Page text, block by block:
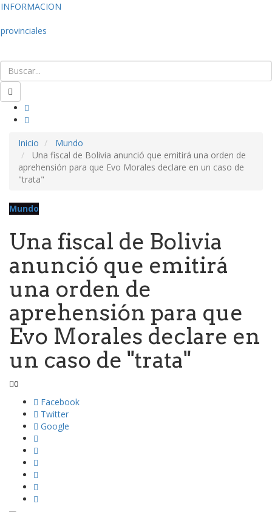
INFORMACION
provinciales
Inicio
Mundo
Una fiscal de Bolivia anunció que emitirá una orden de
aprehensión para que Evo Morales declare en un caso de
"trata"
Mundo
Una fiscal de Bolivia
anunció que emitirá
una orden de
aprehensión para que
Evo Morales declare en
un caso de "trata"
0
Facebook
Twitter
Google